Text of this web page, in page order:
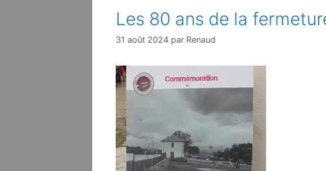
Les 80 ans de la
31 août 2024 par Renaud